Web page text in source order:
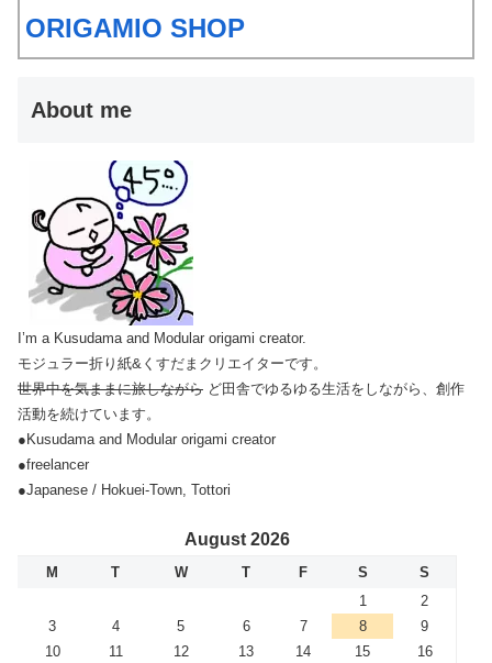
ORIGAMIO SHOP
About me
I’m a Kusudama and Modular origami creator.
モジュラー折り紙&くすだまクリエイターです。
世界中を気ままに旅しながら ど田舎でゆるゆる生活をしながら、創作
活動を続けています。
●Kusudama and Modular origami creator
●freelancer
●Japanese / Hokuei-Town, Tottori
August 2026
M T W T F S
S
1
2
3
4 5 6 7 8
9
10
11 12 13 14 15
16